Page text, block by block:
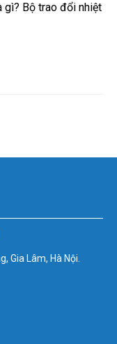
gì? Bộ trao đổi nhiệt
Gia Lâm, Hà Nội.